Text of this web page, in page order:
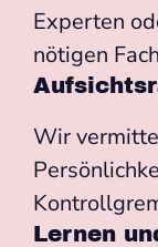
Experten
nötigen
Wir
Lernen